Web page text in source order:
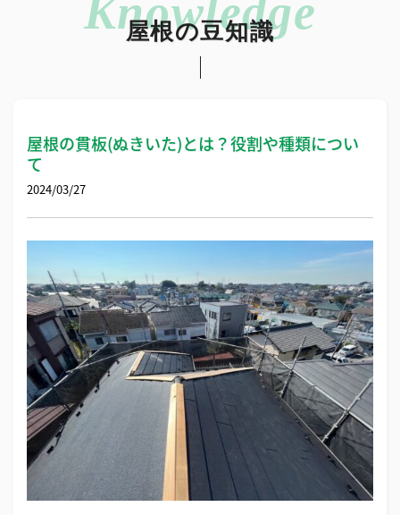
屋根の豆知識
屋根の貫板(ぬきいた)とは？役割や種類につい
て
2024/03/27